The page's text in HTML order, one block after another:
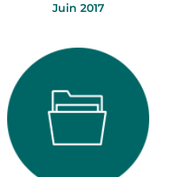
Juin 2017